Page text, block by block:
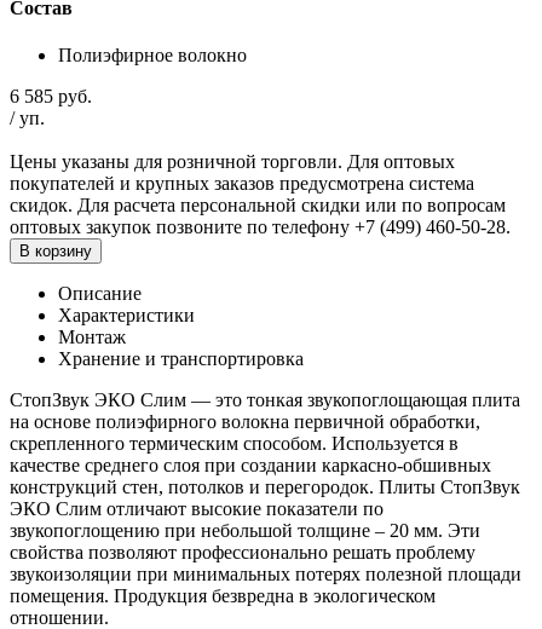
Состав
Полиэфирное волокно
6 585 руб.
/уп.
Цены указаны для розничной торговли. Для оптовых
покупателей и крупных заказов предусмотрена система
скидок. Для расчета персональной скидки или по вопросам
оптовых закупок позвоните по телефону +7 (499) 460-50-28.
В корзину
Описание
Характеристики
Монтаж
Хранение и транспортировка
СтопЗвук ЭКО Слим — это тонкая звукопоглощающая плита
на основе полиэфирного волокна первичной обработки,
скрепленного термическим способом. Используется в
качестве среднего слоя при создании каркасно-обшивных
конструкций стен, потолков и перегородок. Плиты СтопЗвук
ЭКО Слим отличают высокие показатели по
звукопоглощению при небольшой толщине – 20 мм. Эти
свойства позволяют профессионально решать проблему
звукоизоляции при минимальных потерях полезной площади
помещения. Продукция безвредна в экологическом
отношении.